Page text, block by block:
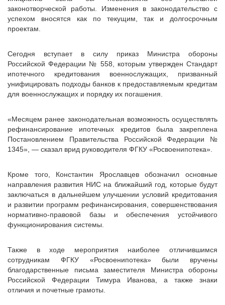
законотворческой работы. Изменения в законодательство с
успехом вносятся как по текущим, так и долгосрочным
проектам.
Сегодня вступает в силу приказ Министра обороны
Российской Федерации № 558, которым утвержден Стандарт
ипотечного кредитования военнослужащих, призванный
унифицировать подходы банков к предоставляемым кредитам
для военнослужащих и порядку их погашения.
«Месяцем ранее законодательная возможность осуществлять
рефинансирование ипотечных кредитов была закреплена
Постановлением Правительства Российской Федерации №
1345», — сказал врид руководителя ФГКУ «Росвоенипотека».
Кроме того, Константин Ярославцев обозначил основные
направления развития НИС на ближайший год, которые будут
заключаться в дальнейшем улучшении условий кредитования
и развитии программ рефинансирования, совершенствования
нормативно-правовой базы и обеспечения устойчивого
функционирования системы.
Также в ходе мероприятия наиболее отличившимся
сотрудникам ФГКУ «Росвоенипотека» были вручены
благодарственные письма заместителя Министра обороны
Российской Федерации Тимура Иванова, а также знаки
отличия и почетные грамоты.